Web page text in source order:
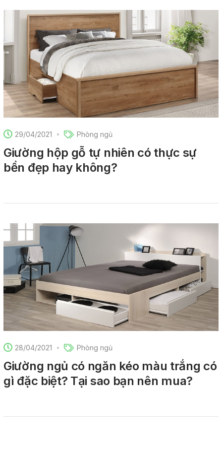
29/04/2021 Phòng ngủ
Giường hộp gỗ tự nhiên có thực sự
bền đẹp hay không?
28/04/2021 Phòng ngủ
Giường ngủ có ngăn kéo màu trắng có
gì đặc biệt? Tại sao bạn nên mua?